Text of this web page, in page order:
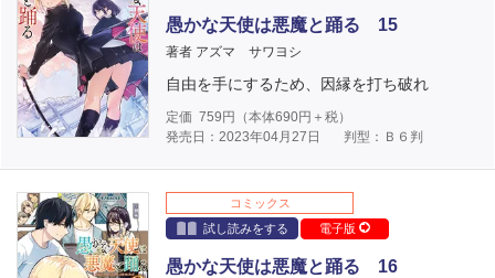
愚かな天使は悪魔と踊る 15
著者 アズマ サワヨシ
自由を手にするため、因縁を打ち破れ
定価 759 円（本体690円＋税）
発売日：2023年04月27日
判型：Ｂ６判
コミックス
試し読みをする
電子版
愚かな天使は悪魔と踊る 16